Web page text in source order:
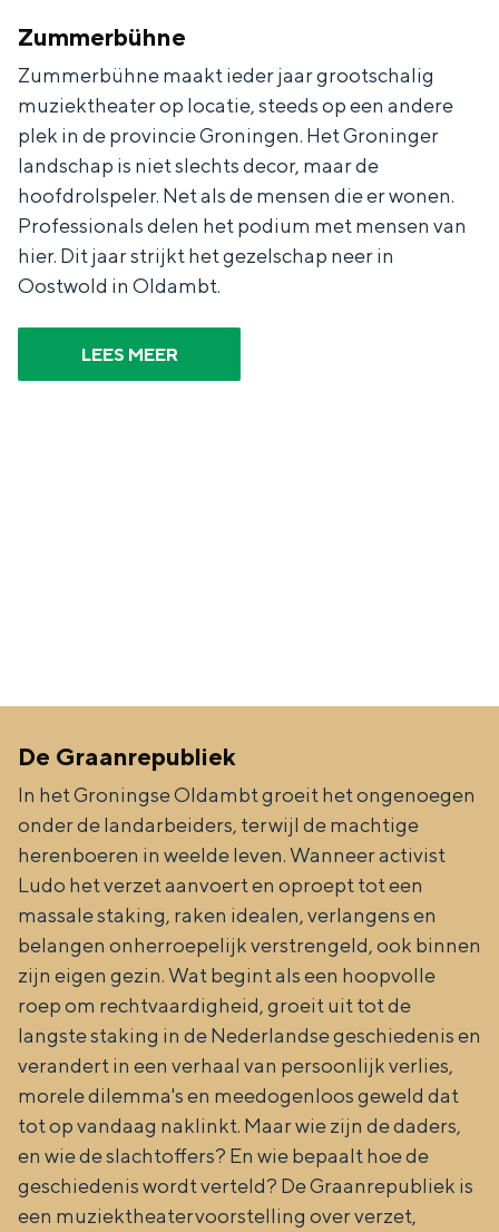
Zummerbühne
Zummerbühne maakt ieder jaar grootschalig
muziektheater op locatie, steeds op een andere
plek in de provincie Groningen. Het Groninger
landschap is niet slechts decor, maar de
hoofdrolspeler. Net als de mensen die er wonen.
Professionals delen het podium met mensen van
hier. Dit jaar strijkt het gezelschap neer in
Oostwold in Oldambt.
LEES MEER
De Graanrepubliek
In het Groningse Oldambt groeit het ongenoegen
onder de landarbeiders, terwijl de machtige
herenboeren in weelde leven. Wanneer activist
Ludo het verzet aanvoert en oproept tot een
massale staking, raken idealen, verlangens en
belangen onherroepelijk verstrengeld, ook binnen
zijn eigen gezin. Wat begint als een hoopvolle
roep om rechtvaardigheid, groeit uit tot de
langste staking in de Nederlandse geschiedenis en
verandert in een verhaal van persoonlijk verlies,
morele dilemma's en meedogenloos geweld dat
tot op vandaag naklinkt. Maar wie zijn de daders,
en wie de slachtoffers? En wie bepaalt hoe de
geschiedenis wordt verteld? De Graanrepubliek is
een muziektheatervoorstelling over verzet,